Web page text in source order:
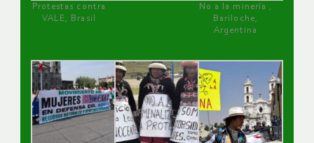
Protestas contra
VALE, Brasil
No a la minería ,
Bariloche,
Argentina